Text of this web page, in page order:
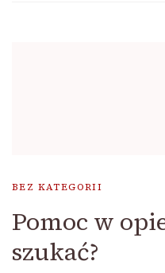
BEZ KATEGORII
Pomoc w
szukać?